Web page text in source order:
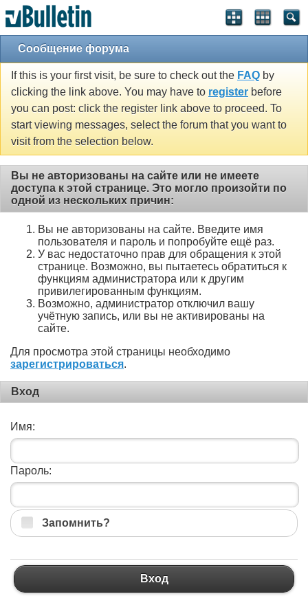
Сообщение форума
If this is your first visit, be sure to check out the FAQ by
clicking the link above. You may have to register before
you can post: click the register link above to proceed. To
start viewing messages, select the forum that you want to
visit from the selection below.
Вы не авторизованы на сайте или не имеете
доступа к этой странице. Это могло произойти по
одной из нескольких причин:
Вы не авторизованы на сайте. Введите имя
пользователя и пароль и попробуйте ещё раз.
У вас недостаточно прав для обращения к этой
странице. Возможно, вы пытаетесь обратиться к
функциям администратора или к другим
привилегированным функциям.
Возможно, администратор отключил вашу
учётную запись, или вы не активированы на
сайте.
Для просмотра этой страницы необходимо
зарегистрироваться.
Вход
Имя:
Пароль:
Запомнить?
Вход